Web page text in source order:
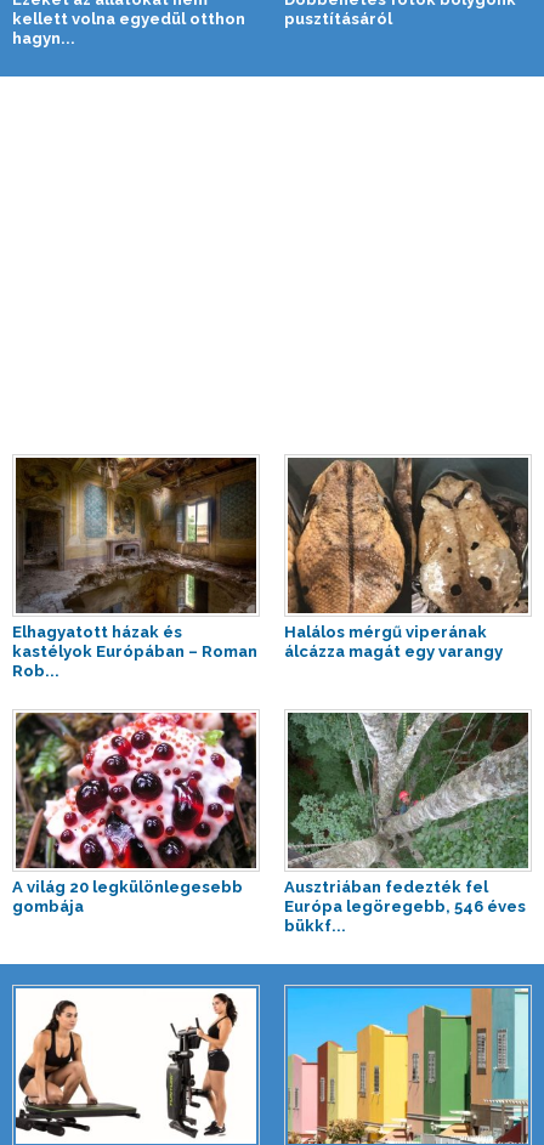
kellett volna egyedül otthon
hagyn...
pusztításáról
Elhagyatott házak és
kastélyok Európában – Roman
Rob...
Halálos mérgű viperának
álcázza magát egy varangy
A világ 20 legkülönlegesebb
gombája
Ausztriában fedezték fel
Európa legöregebb, 546 éves
bükkf...